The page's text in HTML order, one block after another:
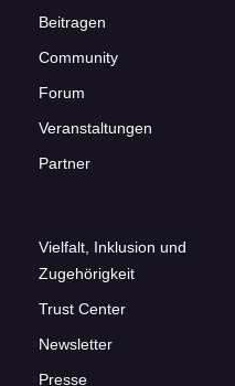
Beitragen
Community
Forum
Veranstaltungen
Partner
Vielfalt, Inklusion und
Zugehörigkeit
Trust Center
Newsletter
Presse